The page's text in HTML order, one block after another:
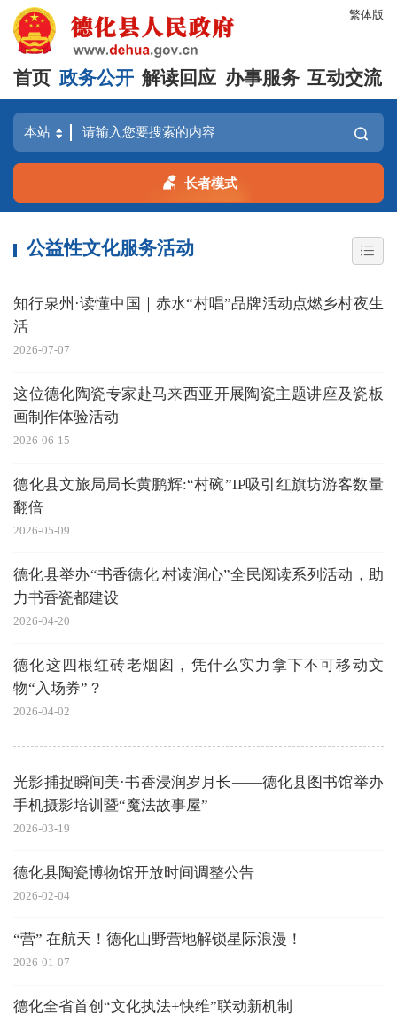
繁体版
首页 政务公开 解读回应 办事服务 互动交流
长者模式
公益性文化服务活动
知行泉州·读懂中国｜赤水“村唱”品牌活动点燃乡村夜生
活
2026-07-07
这位德化陶瓷专家赴马来西亚开展陶瓷主题讲座及瓷板
画制作体验活动
2026-06-15
德化县文旅局局长黄鹏辉:“村碗”IP吸引红旗坊游客数量
翻倍
2026-05-09
德化县举办“书香德化 村读润心”全民阅读系列活动，助
力书香瓷都建设
2026-04-20
德化这四根红砖老烟囱，凭什么实力拿下不可移动文
物“入场券”？
2026-04-02
光影捕捉瞬间美·书香浸润岁月长——德化县图书馆举办
手机摄影培训暨“魔法故事屋”
2026-03-19
德化县陶瓷博物馆开放时间调整公告
2026-02-04
“营” 在航天！德化山野营地解锁星际浪漫！
2026-01-07
德化全省首创“文化执法+快维”联动新机制